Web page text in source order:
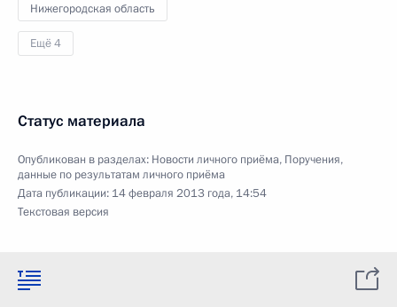
Нижегородская область
Ещё 4
Статус материала
Опубликован в разделах: Новости личного приёма, Поручения,
данные по результатам личного приёма
Дата публикации: 14 февраля 2013 года, 14:54
Текстовая версия